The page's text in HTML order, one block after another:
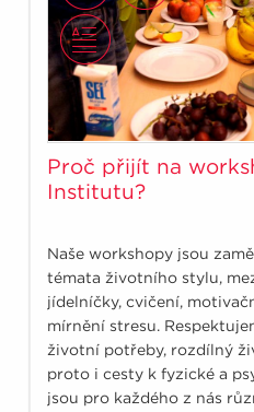
Proč přijít na
Institutu?
Naše workshopy jsou
témata životního stylu,
jídelníčky, cvičení,
mírnění stresu.
životní potřeby, rozdílný
proto i cesty k fyzické a
jsou pro každého z nás